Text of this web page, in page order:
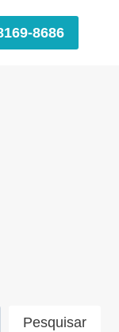
8686
Pesquisar